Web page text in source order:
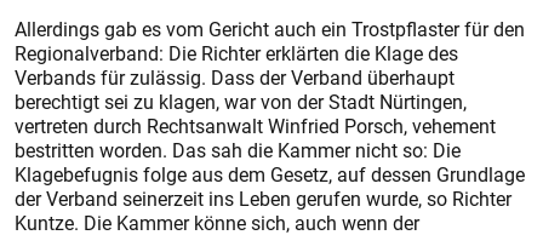
Allerdings gab es vom Gericht auch ein Trostpflaster für den
Regionalverband: Die Richter erklärten die Klage des
Verbands für zulässig. Dass der Verband überhaupt
berechtigt sei zu klagen, war von der Stadt Nürtingen,
vertreten durch Rechtsanwalt Winfried Porsch, vehement
bestritten worden. Das sah die Kammer nicht so: Die
Klagebefugnis folge aus dem Gesetz, auf dessen Grundlage
der Verband seinerzeit ins Leben gerufen wurde, so Richter
Kuntze. Die Kammer könne sich, auch wenn der